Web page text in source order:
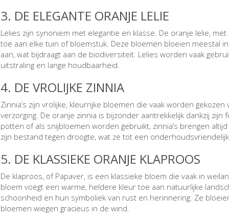
3. DE ELEGANTE ORANJE LELIE
Lelies zijn synoniem met elegantie en klasse. De oranje lelie,
toe aan elke tuin of bloemstuk. Deze bloemen bloeien meestal
aan, wat bijdraagt aan de biodiversiteit. Lelies worden vaak
uitstraling en lange houdbaarheid.
4. DE VROLIJKE ZINNIA
Zinnia’s zijn vrolijke, kleurrijke bloemen die vaak worden
verzorging. De oranje zinnia is bijzonder aantrekkelijk dankzij
potten of als snijbloemen worden gebruikt, zinnia’s brengen
zijn bestand tegen droogte, wat ze tot een
5. DE KLASSIEKE ORANJE KLAPROOS
De klaproos, of Papaver, is een klassieke bloem die vaak in
bloem voegt een warme, heldere kleur toe aan natuurlijke
schoonheid en hun symboliek van rust en herinnering. Ze
bloemen wiegen gracieus in de wind.